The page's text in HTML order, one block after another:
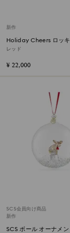
新作
Holiday Cheers ロッ
レッド
¥ 22,000
SCS会員向け商品
新作
SCS ボール オーナメン